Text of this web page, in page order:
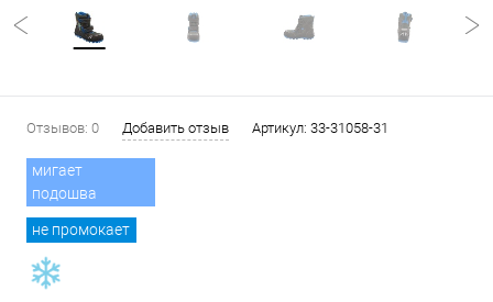
Отзывов: 0 Добавить отзыв Артикул: 33-31058-31
мигает
подошва
не промокает